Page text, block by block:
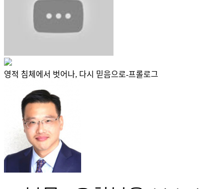
영적 침체에서 벗어나, 다시 믿음으로-프롤로그